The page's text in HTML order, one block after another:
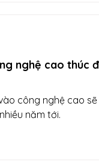
nghệ cao thúc
công nghệ cao
năm tới.